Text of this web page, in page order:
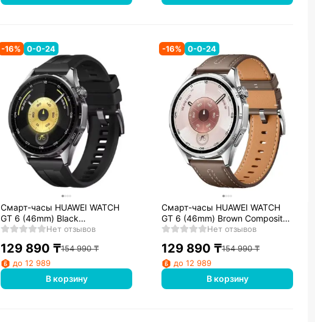
-16% 0-0-24
Смарт-часы HUAWEI WATCH
GT 6 (46mm) Black
Fluoroelastomer Strap
Нет отзывов
129 890 ₸154 990₸
до 12 989
В корзину
-16% 0-0-24
Смарт-часы HUAWEI WATCH
GT 6 (46mm) Brown Composite
Leather StrapНет отзывов
129 890 ₸154 990₸
до 12 989
В корзину